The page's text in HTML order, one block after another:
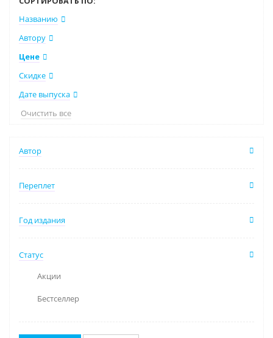
Названию
Автору
Цене
Скидке
Дате выпуска
Очистить все
Автор
Переплет
Год издания
Статус
Акции
Бестселлер